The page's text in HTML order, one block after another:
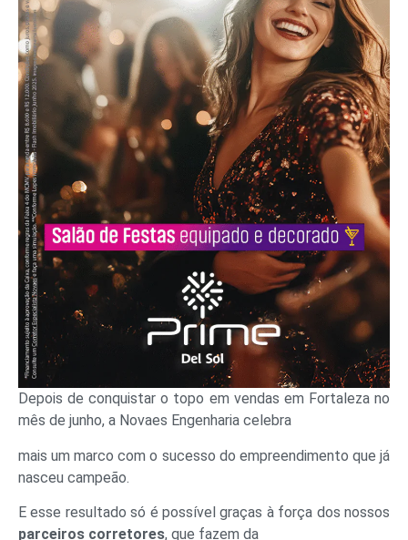
Depois de conquistar o topo em vendas em Fortaleza no
mês de junho, a Novaes Engenharia celebra
mais um marco com o sucesso do empreendimento que já
nasceu campeão.
E esse resultado só é possível graças à força dos nossos
parceiros corretores, que fazem da